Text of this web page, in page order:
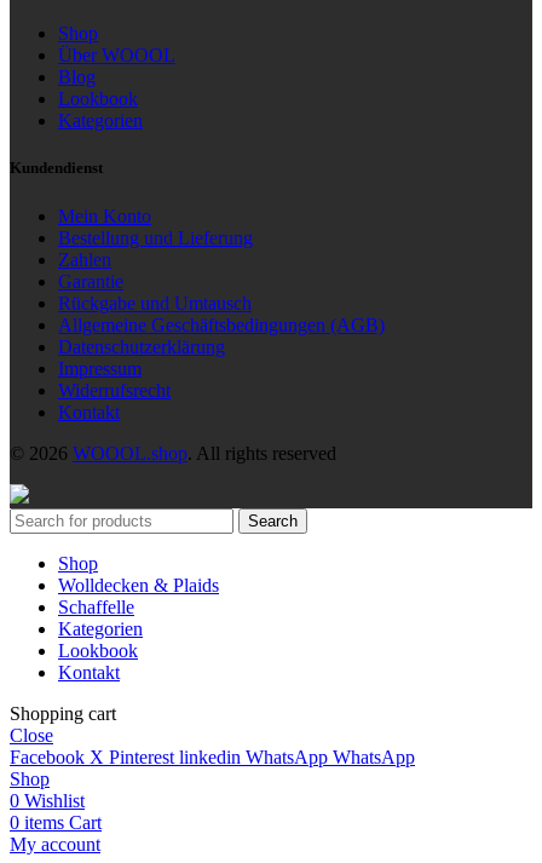
Shop
Über WOOOL
Blog
Lookbook
Kategorien
Kundendienst
Mein Konto
Bestellung und Lieferung
Zahlen
Garantie
Rückgabe und Umtausch
Allgemeine Geschäftsbedingungen (AGB)
Datenschutzerklärung
Impressum
Widerrufsrecht
Kontakt
© 2026 WOOOL.shop. All rights reserved
Search
Shop
Wolldecken & Plaids
Schaffelle
Kategorien
Lookbook
Kontakt
Shopping cart
Close
Facebook X Pinterest linkedin WhatsApp WhatsApp
Shop
0 Wishlist
0 items Cart
My account